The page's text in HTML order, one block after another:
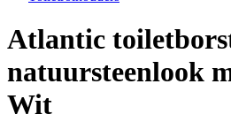
Atlantic
natuursteenlook
Wit